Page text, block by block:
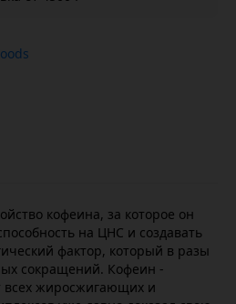
кофеина, за которое он
на ЦНС и создавать
фактор, который в разы
сокращений. Кофеин -
жиросжигающих и